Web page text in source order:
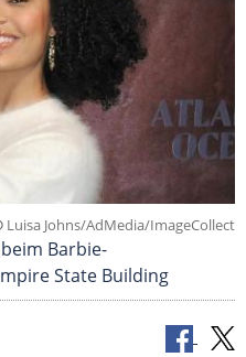
Luisa Johns/AdMedia/ImageCollect
Barbie-
State Building